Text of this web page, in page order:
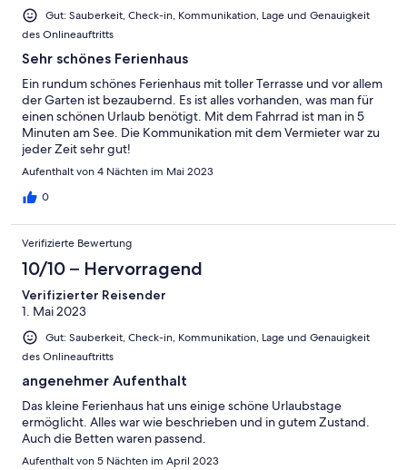
Gut: Sauberkeit, Check-in, Kommunikation, Lage und Genauigkeit
des Onlineauftritts
Sehr schönes Ferienhaus
Ein rundum schönes Ferienhaus mit toller Terrasse und vor allem
der Garten ist bezaubernd. Es ist alles vorhanden, was man für
einen schönen Urlaub benötigt. Mit dem Fahrrad ist man in 5
Minuten am See. Die Kommunikation mit dem Vermieter war zu
jeder Zeit sehr gut!
Aufenthalt von 4 Nächten im Mai 2023
0
Verifizierte Bewertung
10/10 – Hervorragend
Verifizierter Reisender
1. Mai 2023
Gut: Sauberkeit, Check-in, Kommunikation, Lage und Genauigkeit
des Onlineauftritts
angenehmer Aufenthalt
Das kleine Ferienhaus hat uns einige schöne Urlaubstage
ermöglicht. Alles war wie beschrieben und in gutem Zustand.
Auch die Betten waren passend.
Aufenthalt von 5 Nächten im April 2023